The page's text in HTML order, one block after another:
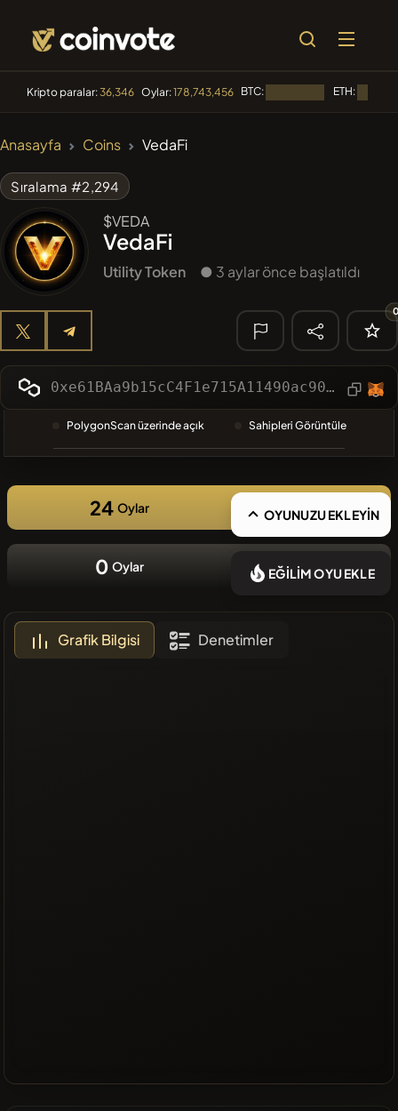
Kripto paralar:36,346 Oylar:178,743,456 BTC: ETH:
Boss cat BCT
#2569
🔎 SON
ARAMA
❌Son
zamanlarda
coin yok
Anasayfa Coins VedaFi
Sıralama #2,294
$VEDA
VedaFi
Utility Token ● 3 aylar önce başlatıldı
0xe61BAa9b15cC4F1e715A11490ac903363b36Fff0
PolygonScan üzerinde açık Sahipleri Görüntüle
24 Oylar OYUNUZU EKLEYİN
0 Oylar EĞİLİM OYU EKLE
Grafik Bilgisi Denetimler